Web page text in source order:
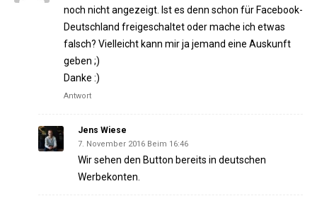
noch nicht angezeigt. Ist es denn schon für Facebook-
Deutschland freigeschaltet oder mache ich etwas
falsch? Vielleicht kann mir ja jemand eine Auskunft
geben ;)
Danke :)
Antwort
Jens Wiese
7. November 2016 Beim 16:46
Wir sehen den Button bereits in deutschen
Werbekonten.